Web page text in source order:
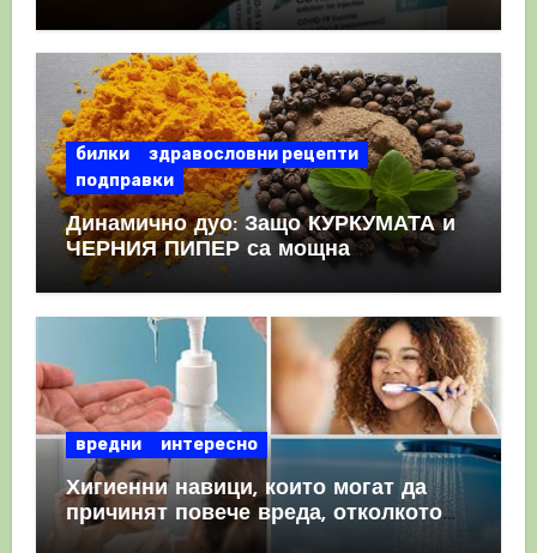
като призна, че те причиняват
билки
здравословни рецепти
подправки
Динамично дуо: Защо КУРКУМАТА и
ЧЕРНИЯ ПИПЕР са мощна
комбинация
вредни интересно
Хигиенни навици, които могат да
причинят повече вреда, отколкото
полза